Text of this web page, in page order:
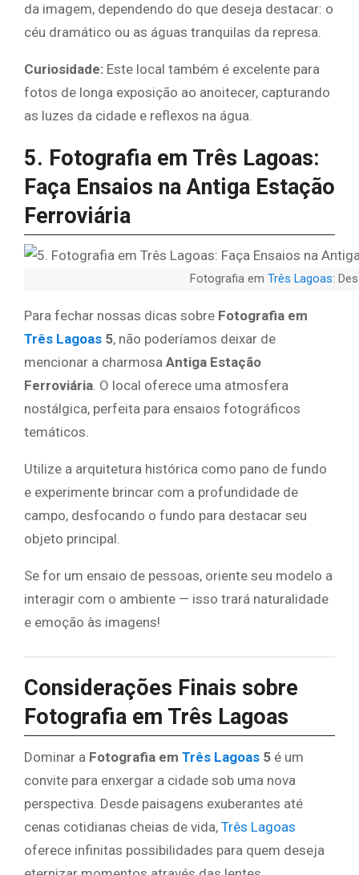
da imagem, dependendo do que deseja destacar: o
céu dramático ou as águas tranquilas da represa.
Curiosidade: Este local também é excelente para
fotos de longa exposição ao anoitecer, capturando
as luzes da cidade e reflexos na água.
5. Fotografia em Três Lagoas:
Faça Ensaios na Antiga Estação
Ferroviária
Fotografia em Três Lagoas:
Para fechar nossas dicas sobre Fotografia em
Três Lagoas 5, não poderíamos deixar de
mencionar a charmosa Antiga Estação
Ferroviária. O local oferece uma atmosfera
nostálgica, perfeita para ensaios fotográficos
temáticos.
Utilize a arquitetura histórica como pano de fundo
e experimente brincar com a profundidade de
campo, desfocando o fundo para destacar seu
objeto principal.
Se for um ensaio de pessoas, oriente seu modelo a
interagir com o ambiente — isso trará naturalidade
e emoção às imagens!
Considerações Finais sobre
Fotografia em Três Lagoas
Dominar a Fotografia em Três Lagoas 5 é um
convite para enxergar a cidade sob uma nova
perspectiva. Desde paisagens exuberantes até
cenas cotidianas cheias de vida, Três Lagoas
oferece infinitas possibilidades para quem deseja